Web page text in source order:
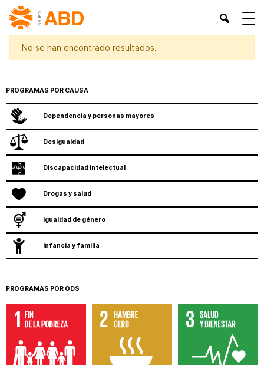
INICIO» AJUNTAMENT SANT JOAN DESPÍ
No se han encontrado resultados.
PROGRAMAS POR CAUSA
Dependencia y personas mayores
Desigualdad
Discapacidad intelectual
Drogas y salud
Igualdad de género
Infancia y familia
PROGRAMAS POR ODS